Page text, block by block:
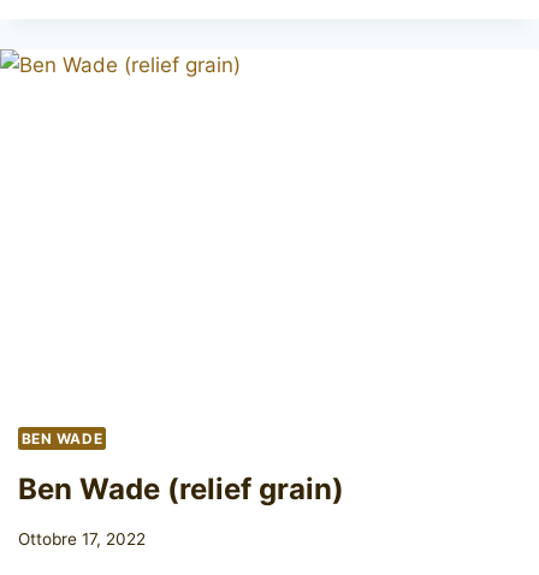
BEN WADE
Ben Wade (relief grain)
Ottobre 17, 2022